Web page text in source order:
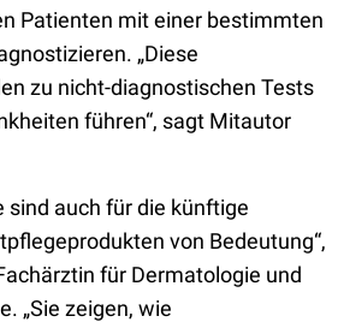
Patienten mit einer bestimmten
„Diese
zu nicht-diagnostischen Tests
führen“, sagt Mitautor
sind auch für die künftige
von Bedeutung“,
für Dermatologie und
„Sie zeigen, wie